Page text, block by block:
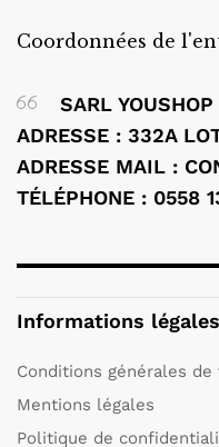
Coordonnées de
SARL
ADRESSE : 332A
ADRESSE MAIL :
TÉLÉPHONE : 0558
Informations légales
Conditions générales de
Mentions légales
Politique de